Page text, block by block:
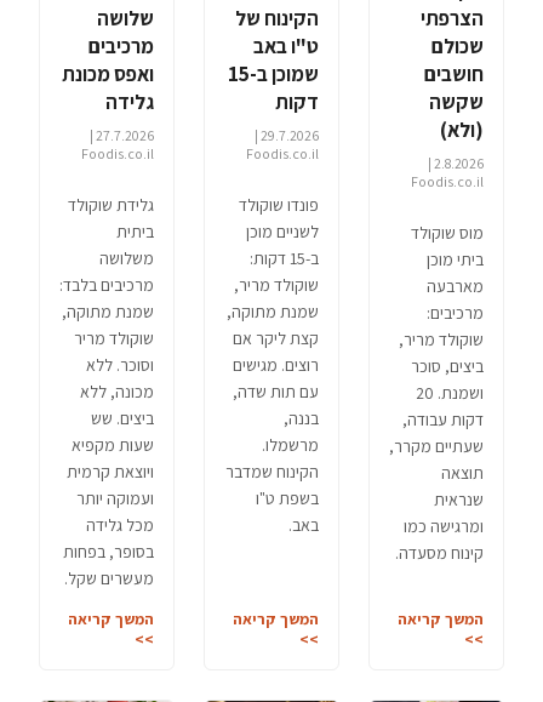
הצרפתי
שכולם
חושבים
שקשה
(ולא)
2.8.2026 |
Foodis.co.il
מוס שוקולד
ביתי מוכן
מארבעה
מרכיבים:
שוקולד מריר,
ביצים, סוכר
ושמנת. 20
דקות עבודה,
שעתיים מקרר,
תוצאה
שנראית
ומרגישה כמו
קינוח מסעדה.
המשך קריאה
>>
הקינוח של
ט"ו באב
שמוכן ב-15
דקות
29.7.2026 |
Foodis.co.il
פונדו שוקולד
לשניים מוכן
ב-15 דקות:
שוקולד מריר,
שמנת מתוקה,
קצת ליקר אם
רוצים. מגישים
עם תות שדה,
בננה,
מרשמלו.
הקינוח שמדבר
בשפת ט"ו
באב.
המשך קריאה
>>
שלושה
מרכיבים
ואפס מכונת
גלידה
27.7.2026 |
Foodis.co.il
גלידת שוקולד
ביתית
משלושה
מרכיבים בלבד:
שמנת מתוקה,
שוקולד מריר
וסוכר. ללא
מכונה, ללא
ביצים. שש
שעות מקפיא
ויוצאת קרמית
ועמוקה יותר
מכל גלידה
בסופר, בפחות
מעשרים שקל.
המשך קריאה
>>